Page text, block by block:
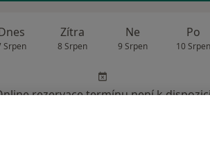
Srpen
Zítra
8 Srpen
Ne
9 Srpen
Po
10 Srpen
rezervace termínu není k